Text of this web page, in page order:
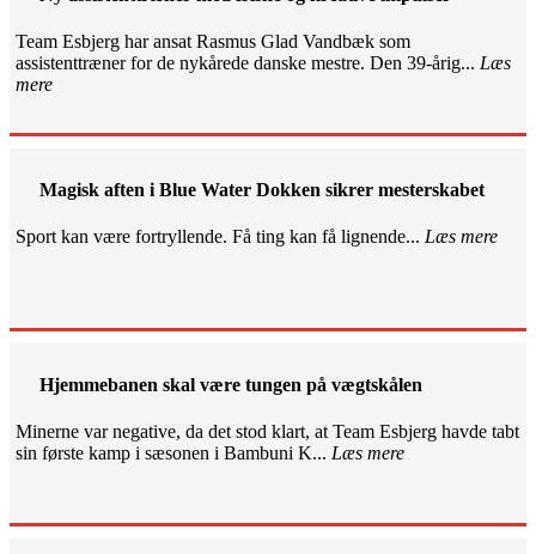
Team Esbjerg har ansat Rasmus Glad Vandbæk som
assistenttræner for de nykårede danske mestre. Den 39-årig... Læs
mere
Magisk aften i Blue Water Dokken sikrer mesterskabet
Sport kan være fortryllende. Få ting kan få lignende... Læs mere
Hjemmebanen skal være tungen på vægtskålen
Minerne var negative, da det stod klart, at Team Esbjerg havde tabt
sin første kamp i sæsonen i Bambuni K... Læs mere